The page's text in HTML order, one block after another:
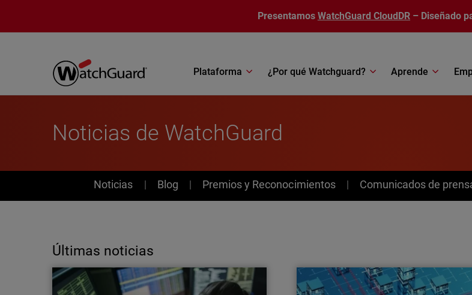
Presentamos WatchGuard CloudDR – Diseñado
Plataforma ¿Por qué Watchguard? Aprende
Noticias de WatchGuard
News
Noticias Blog Premios y Reconocimientos Comunicados de
Últimas noticias